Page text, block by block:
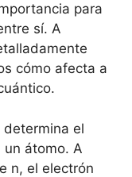
para
sí. A
cómo afecta a
determina el
un átomo. A
n, el electrón